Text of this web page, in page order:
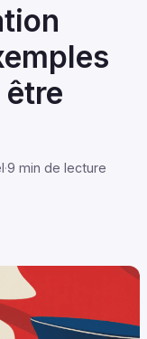
·9 min de lecture